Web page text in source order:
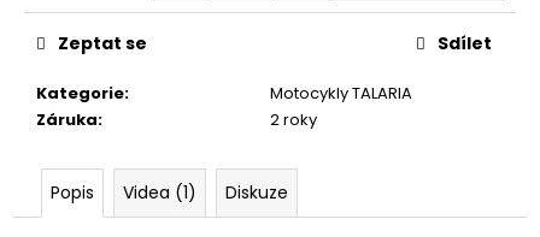
Kategorie:
Motocykly TALARIA
Záruka: 2 roky
Zeptat se Sdílet
Popis Videa (1) Diskuze
u
m
e
MAX